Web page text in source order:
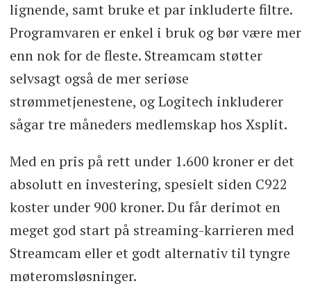
lignende, samt bruke et par inkluderte filtre.
Programvaren er enkel i bruk og bør være mer
enn nok for de fleste. Streamcam støtter
selvsagt også de mer seriøse
strømmetjenestene, og Logitech inkluderer
sågar tre måneders medlemskap hos Xsplit.
Med en pris på rett under 1.600 kroner er det
absolutt en investering, spesielt siden C922
koster under 900 kroner. Du får derimot en
meget god start på streaming-karrieren med
Streamcam eller et godt alternativ til tyngre
møteromsløsninger.